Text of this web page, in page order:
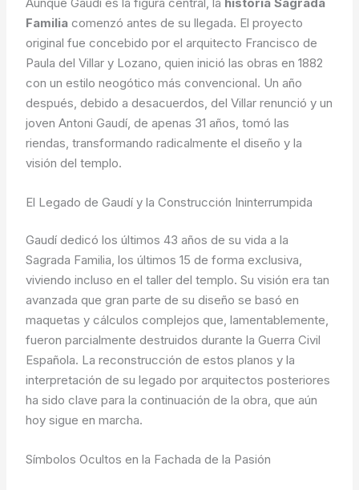
Familia comenzó antes de su llegada. El proyecto
original fue concebido por el arquitecto Francisco de
Paula del Villar y Lozano, quien inició las obras en 1882
con un estilo neogótico más convencional. Un año
después, debido a desacuerdos, del Villar renunció y un
joven Antoni Gaudí, de apenas 31 años, tomó las
riendas, transformando radicalmente el diseño y la
visión del templo.
El Legado de Gaudí y la Construcción Ininterrumpida
Gaudí dedicó los últimos 43 años de su vida a la
Sagrada Familia, los últimos 15 de forma exclusiva,
viviendo incluso en el taller del templo. Su visión era tan
avanzada que gran parte de su diseño se basó en
maquetas y cálculos complejos que, lamentablemente,
fueron parcialmente destruidos durante la Guerra Civil
Española. La reconstrucción de estos planos y la
interpretación de su legado por arquitectos posteriores
ha sido clave para la continuación de la obra, que aún
hoy sigue en marcha.
Símbolos Ocultos en la Fachada de la Pasión